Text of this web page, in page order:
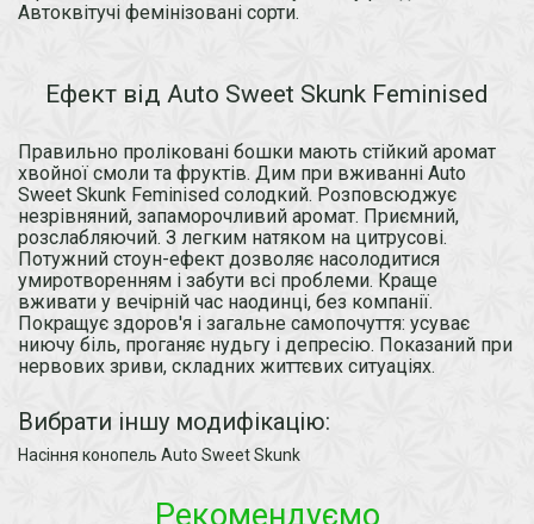
Автоквітучі фемінізовані сорти.
Ефект від Auto Sweet Skunk Feminised
Правильно проліковані бошки мають стійкий аромат
хвойної смоли та фруктів. Дим при вживанні Auto
Sweet Skunk Feminised солодкий. Розповсюджує
незрівняний, запаморочливий аромат. Приємний,
розслабляючий. З легким натяком на цитрусові.
Потужний стоун-ефект дозволяє насолодитися
умиротворенням і забути всі проблеми. Краще
вживати у вечірній час наодинці, без компанії.
Покращує здоров'я і загальне самопочуття: усуває
ниючу біль, проганяє нудьгу і депресію. Показаний при
нервових зриви, складних життєвих ситуаціях.
Вибрати іншу модифікацію:
Насіння конопель Auto Sweet Skunk
Рекомендуємо